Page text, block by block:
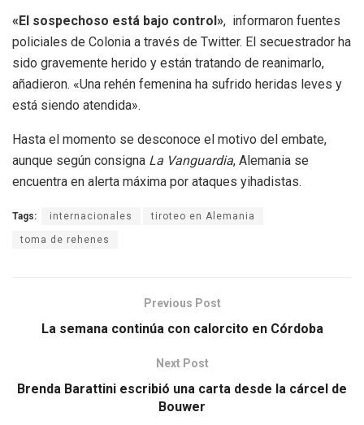
«El sospechoso está bajo control», informaron fuentes
policiales de Colonia a través de Twitter. El secuestrador ha
sido gravemente herido y están tratando de reanimarlo,
añadieron. «Una rehén femenina ha sufrido heridas leves y
está siendo atendida».
Hasta el momento se desconoce el motivo del embate,
aunque según consigna La Vanguardia, Alemania se
encuentra en alerta máxima por ataques yihadistas.
Tags: internacionales tiroteo en Alemania
toma de rehenes
Previous Post
La semana continúa con calorcito en Córdoba
Next Post
Brenda Barattini escribió una carta desde la cárcel de
Bouwer